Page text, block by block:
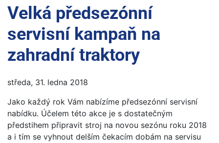
Velká předsezónní
servisní kampaň na
zahradní traktory
středa, 31. ledna 2018
Jako každý rok Vám nabízíme předsezónní servisní
nabídku. Účelem této akce je s dostatečným
předstihem připravit stroj na novou sezónu roku 2018
a i tím se vyhnout delším čekacím dobám na servisu